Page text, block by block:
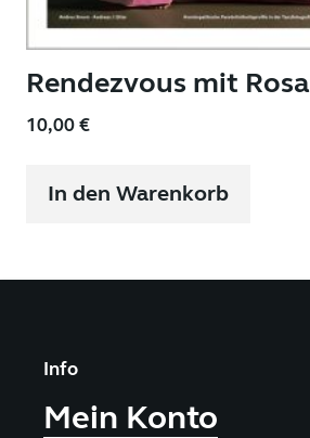
Rendezvous mit Rosa
10,00€
In den Warenkorb
Info
Mein Konto